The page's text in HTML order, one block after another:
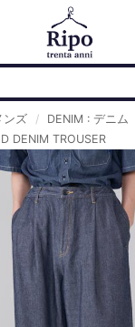
登録）
ム
ス
: Tシャツ
ンズ DENIM : デニム
DENIM TROUSER